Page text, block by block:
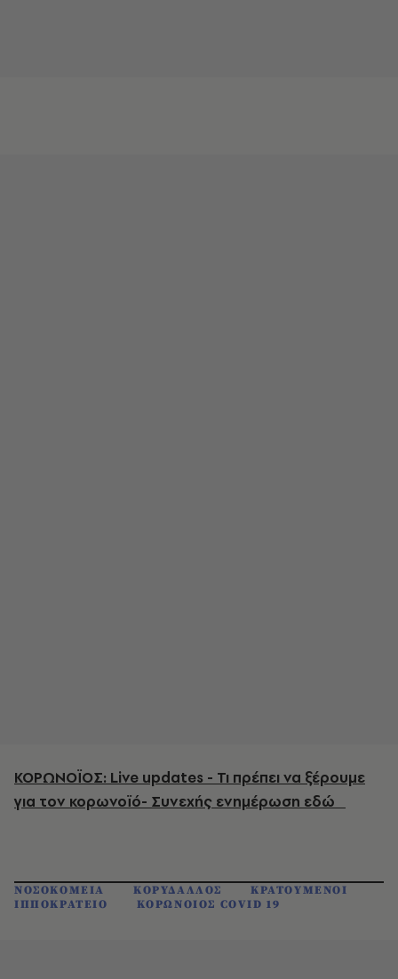
ΚΟΡΩΝΟΪΟΣ: Live updates - Τι πρέπει να ξέρουμε
για τον κορωνοϊό- Συνεχής ενημέρωση εδώ
ΝΟΣΟΚΟΜΕΙΑ ΚΟΡΥΔΑΛΛΟΣ
ΚΡΑΤΟΥΜΕΝΟΙ
ΙΠΠΟΚΡΑΤΕΙΟ
ΚΟΡΩΝΟΙΟΣ COVID 19